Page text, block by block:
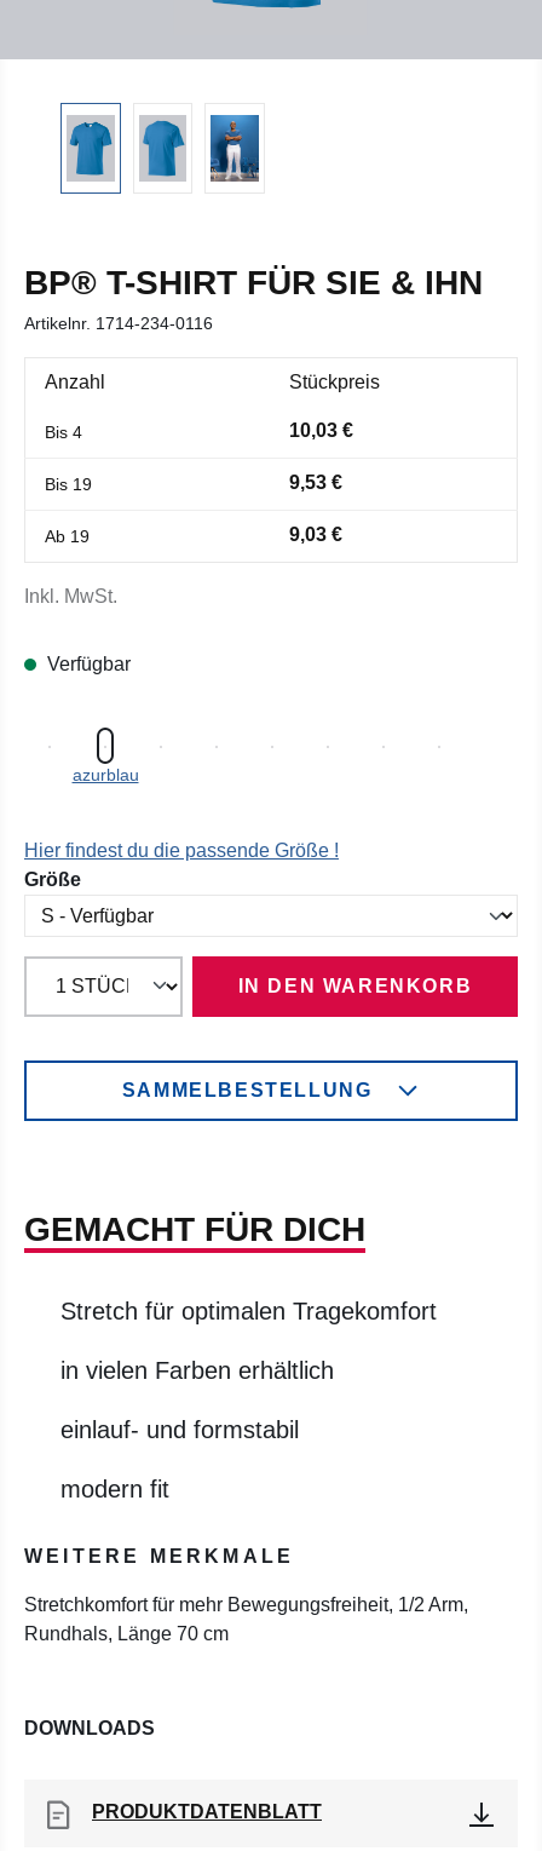
BP® T-SHIRT FÜR SIE & IHN
Artikelnr. 1714-234-0116
Anzahl Stückpreis
Bis 4 10,03 €
Bis 19 9,53 €
Ab 19 9,03 €
Inkl. MwSt.
Verfügbar
azurblau
Hier findest du die passende Größe !
Größeauswählen
IN DEN WARENKORB
SAMMELBESTELLUNG
GEMACHT FÜR DICH
Stretch für optimalen Tragekomfort
in vielen Farben erhältlich
einlauf- und formstabil
modern fit
WEITERE MERKMALE
Stretchkomfort für mehr Bewegungsfreiheit, 1/2 Arm,
Rundhals, Länge 70 cm
DOWNLOADS
PRODUKTDATENBLATT